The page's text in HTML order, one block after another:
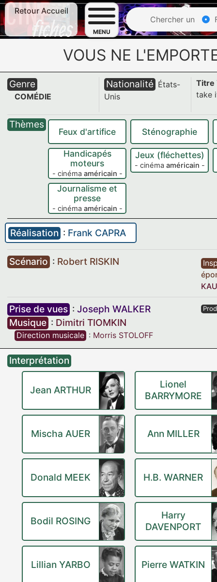
Retour Accueil
MENU
Chercher un
VOUS NE
Genre
COMÉDIE
Nationalité États-
Unis
Titre
take
Thèmes
Feux d'artifice Sténographie
Handicapés
moteurs
- cinéma américain -
Jeux (fléchettes)
- cinéma américain -
Journalisme et
presse
- cinéma américain -
Réalisation : Frank CAPRA
Scénario : Robert RISKIN
Prise de vues : Joseph WALKER
Musique : Dimitri TIOMKIN
Direction musicale : Morris STOLOFF
Interprétation
Jean ARTHUR
Lionel
BARRYMORE
Mischa AUER Ann MILLER
Donald MEEK H.B. WARNER
Bodil ROSING
Harry
DAVENPORT
Lillian YARBO Pierre WATKIN